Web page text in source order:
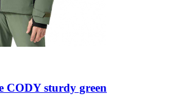
CODY sturdy green